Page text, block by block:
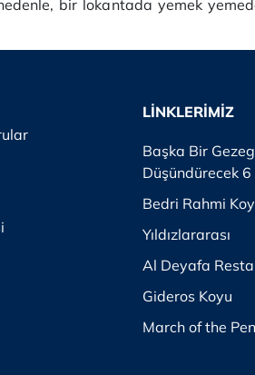
bir lokantada yemek
LİNKLERİMİZ
Başka Bir
Düşündürecek
Bedri Rahmi
Yıldızlararası
Al Deyafa
Gideros Koyu
March of the